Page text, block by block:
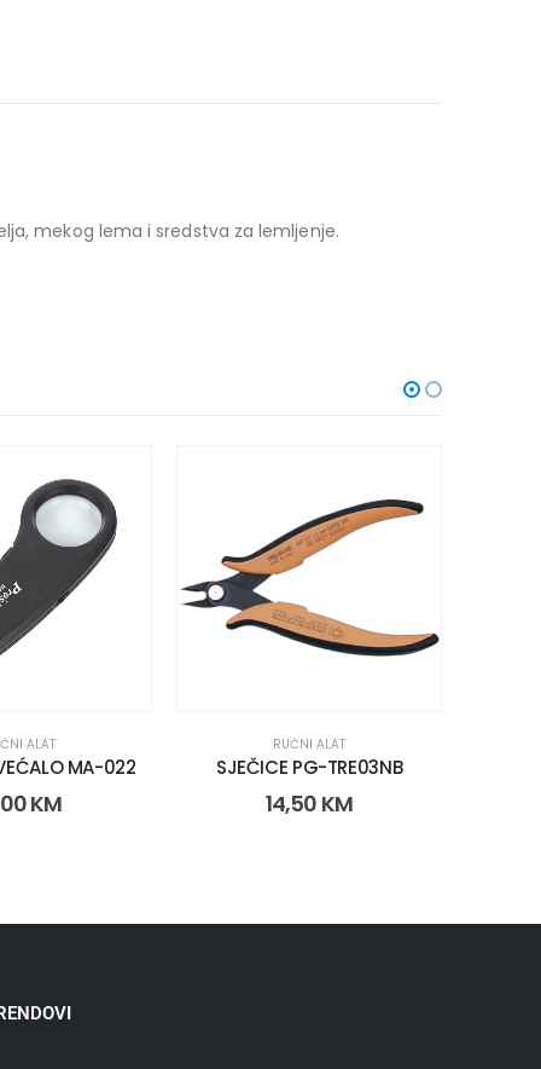
mekog lema i sredstva za lemljenje.
ALAT
MA-022
KM
RUČNI ALAT
SJEČICE PG-TRE03NB
14,50 KM